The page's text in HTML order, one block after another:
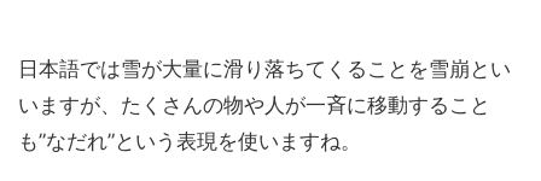
日本語では雪が大量に滑り落ちてくることを雪崩とい
いますが、たくさんの物や人が一斉に移動すること
も”なだれ”という表現を使いますね。